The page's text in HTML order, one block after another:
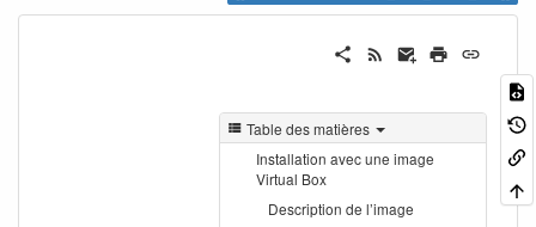
Table des matières
Installation avec une image
Virtual Box
Description de l’image